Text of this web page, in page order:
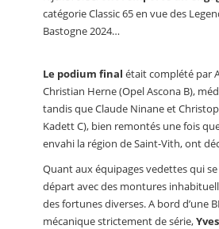
catégorie Classic 65 en vue des
Bastogne 2024…
Le podium final était complété par
Christian Herne (Opel Ascona B),
tandis que Claude Ninane et
Kadett C), bien remontés une fois
envahi la région de Saint-Vith, ont
Quant aux équipages vedettes qui
départ avec des montures
des fortunes diverses. A bord d’une
mécanique strictement de série,